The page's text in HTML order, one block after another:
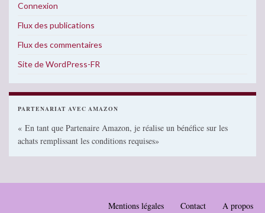
Connexion
Flux des publications
Flux des commentaires
Site de WordPress-FR
PARTENARIAT AVEC AMAZON
« En tant que Partenaire Amazon, je réalise un bénéfice sur les
achats remplissant les conditions requises»
Mentions légales Contact A propos